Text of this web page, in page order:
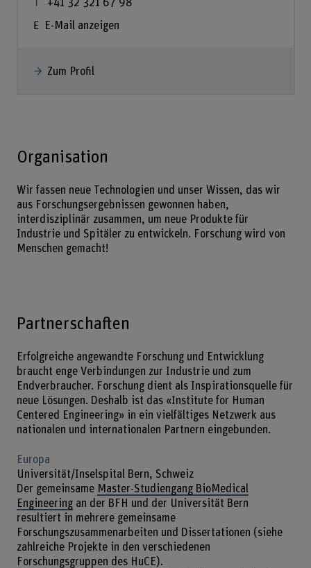
+41 32 321 67 98
E-Mail anzeigen
Zum Profil
Organisation
Wir fassen neue Technologien und unser Wissen, das wir
aus Forschungsergebnissen gewonnen haben,
interdisziplinär zusammen, um neue Produkte für
Industrie und Spitäler zu entwickeln. Forschung wird von
Menschen gemacht!
Partnerschaften
Erfolgreiche angewandte Forschung und Entwicklung
braucht enge Verbindungen zur Industrie und zum
Endverbraucher. Forschung dient als Inspirationsquelle für
neue Lösungen. Deshalb ist das «Institute for Human
Centered Engineering» in ein vielfältiges Netzwerk aus
nationalen und internationalen Partnern eingebunden.
Europa
Universität/Inselspital Bern, Schweiz
Der gemeinsame Master-Studiengang BioMedical
Engineeringan der BFH und der Universität Bern
resultiert in mehrere gemeinsame
Forschungszusammenarbeiten und Dissertationen (siehe
zahlreiche Projekte in den verschiedenen
Forschungsgruppen des HuCE).